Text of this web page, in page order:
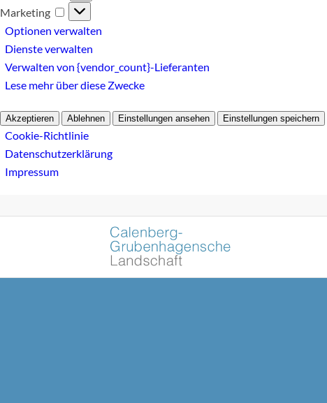
Marketing Marketing
Optionen verwalten
Dienste verwalten
Verwalten von {vendor_count}-Lieferanten
Lese mehr über diese Zwecke
Akzeptieren Ablehnen Einstellungen ansehen Einstellungen speichern
Cookie-Richtlinie
Datenschutzerklärung
Impressum